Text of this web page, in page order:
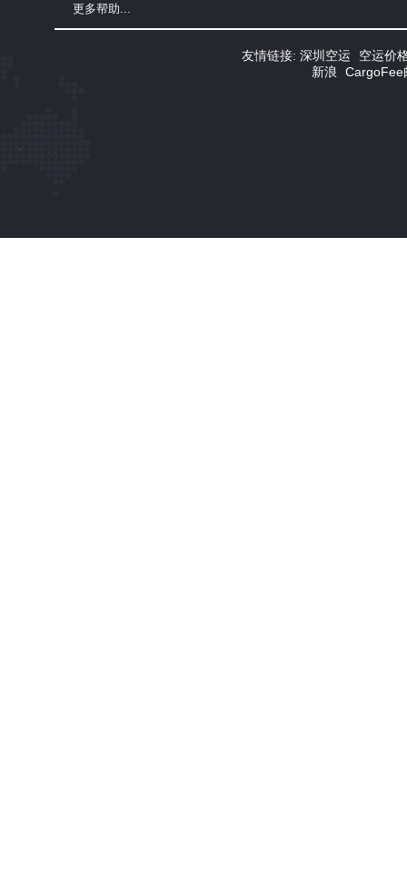
更多帮助...
友情链接: 深圳空运
空运价
新浪
CargoFee